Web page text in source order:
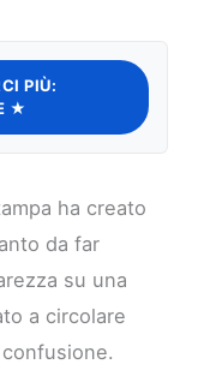
PIÙ:
★
ha creato
da far
su una
a circolare